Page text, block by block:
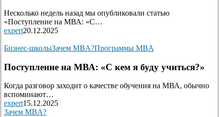
Несколько недель назад мы опубликовали статью
«Поступление на МВА: «С…
expert20.12.2025
Бизнес-школыЗачем MBA?Программы MBA
Поступление на МВА: «С кем я буду учиться?»
Когда разговор заходит о качестве обучения на МВА, обычно
вспоминают…
expert15.12.2025
Зачем MBA?